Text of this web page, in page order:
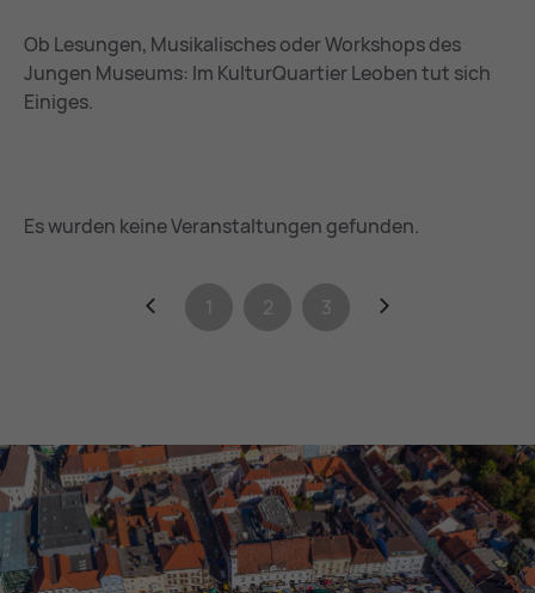
Ob Lesungen, Musikalisches oder Workshops des
Jungen Museums: Im KulturQuartier Leoben tut sich
Einiges.
Es wurden keine Veranstaltungen gefunden.
Zurück1 2 3